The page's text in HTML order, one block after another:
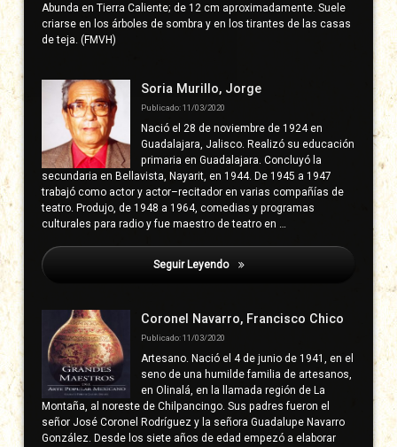
Abunda en Tierra Caliente; de 12 cm aproximadamente. Suele
criarse en los árboles de sombra y en los tirantes de las casas
de teja. (FMVH)
Soria Murillo, Jorge
Publicado: 11/03/2020
Nació el 28 de noviembre de 1924 en
Guadalajara, Jalisco. Realizó su educación
primaria en Guadalajara. Concluyó la
secundaria en Bellavista, Nayarit, en 1944. De 1945 a 1947
trabajó como actor y actor–recitador en varias compañías de
teatro. Produjo, de 1948 a 1964, comedias y programas
culturales para radio y fue maestro de teatro en …
Seguir Leyendo Chachalaca
Coronel Navarro, Francisco Chico
Publicado: 11/03/2020
Artesano. Nació el 4 de junio de 1941, en el
seno de una humilde familia de artesanos,
en Olinalá, en la llamada región de La
Montaña, al noreste de Chilpancingo. Sus padres fueron el
señor José Coronel Rodríguez y la señora Guadalupe Navarro
González. Desde los siete años de edad empezó a elaborar